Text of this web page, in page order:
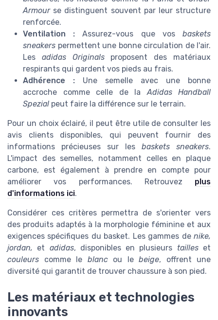
Armourse distinguent souvent par leur structure
renforcée.
Ventilation : Assurez-vous que vosbaskets
sneakers permettent une bonne circulation de l'air.
Les adidas Originalsproposent des matériaux
respirants qui gardent vos pieds au frais.
Adhérence : Une semelle avec une bonne
accroche comme celle de laAdidas Handball
Spezial peut faire la différence sur le terrain.
Pour un choix éclairé, il peut être utile de consulter les
avis clients disponibles, qui peuvent fournir des
informations précieuses sur les baskets sneakers.
L'impact des semelles, notamment celles en plaque
carbone, est également à prendre en compte pour
améliorer vos performances. Retrouvez plus
d'informations ici.
Considérer ces critères permettra de s'orienter vers
des produits adaptés à la morphologie féminine et aux
exigences spécifiques du basket. Les gammes de nike,
jordan, et adidas, disponibles en plusieurs tailleset
couleurs comme le blancou le beige, offrent une
diversité qui garantit de trouver chaussure à son pied.
Les matériaux et technologies
innovants